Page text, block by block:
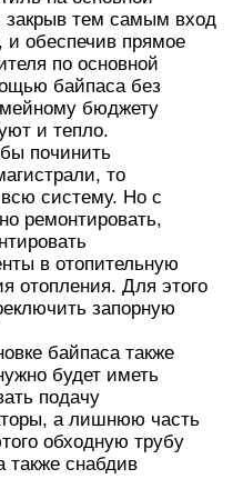
закрыв тем самым вход
и обеспечив прямое
по основной
байпаса без
бюджету
и тепло.
починить
то
систему. Но с
ремонтировать,
в отопительную
отопления. Для этого
запорную
байпаса также
будет иметь
подачу
а лишнюю часть
обходную трубу
также снабдив